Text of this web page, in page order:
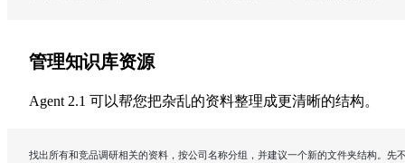
管理知识库资源
Agent 2.1 可以帮您把杂乱的资料整理成更清晰的结构。
找出所有和竞品调研相关的资料，按公司名称分组，并建议一个新的文件夹结构。先